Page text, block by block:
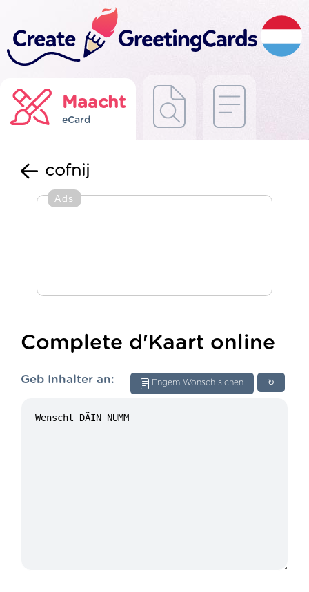
Maacht
eCard
cofnij
Ads
Complete d'Kaart online
↻
Engem Wonsch sichen
Geb Inhalter an: